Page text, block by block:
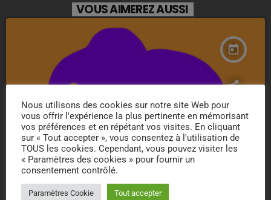
VOUS AIMEREZ AUSSI
today
Nous utilisons des cookies sur notre site Web pour
vous offrir l'expérience la plus pertinente en mémorisant
vos préférences et en répétant vos visites. En cliquant
sur « Tout accepter », vous consentez à l'utilisation de
TOUS les cookies. Cependant, vous pouvez visiter les
« Paramètres des cookies » pour fournir un
consentement contrôlé.
Paramètres Cookie Tout accepter